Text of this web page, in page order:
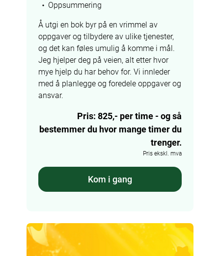
Oppsummering
Å utgi en bok byr på en vrimmel av
oppgaver og tilbydere av ulike tjenester,
og det kan føles umulig å komme i mål.
Jeg hjelper deg på veien, alt etter hvor
mye hjelp du har behov for. Vi innleder
med å planlegge og foredele oppgaver og
ansvar.
Pris: 825,- per time - og så
bestemmer du hvor mange timer du
trenger.
Pris ekskl. mva
Kom i gang